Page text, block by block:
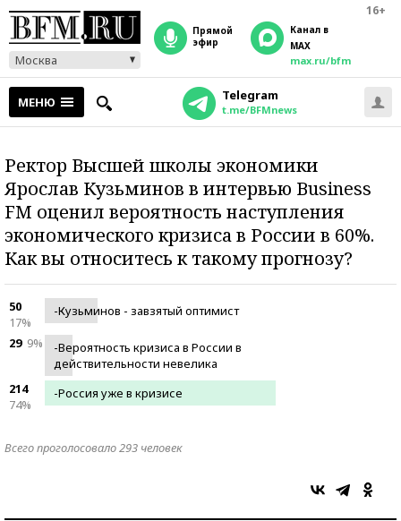
16+
Москва
прямой
эфир
Канал в
MAX
max.ru/bfm
МЕНЮ Telegram
t.me/BFMnews
Ректор Высшей школы экономики
Ярослав Кузьминов в интервью Business
FM оценил вероятность наступления
экономического кризиса в России в 60%.
Как вы относитесь к такому прогнозу?
50
17%
-Кузьминов - завзятый оптимист
29 9%
-Вероятность кризиса в России в
действительности невелика
214
74%
-Россия уже в кризисе
Всего проголосовало 293 человек